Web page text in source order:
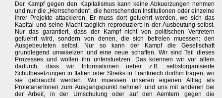
Der Kampf gegen den Kapitalismus kann keine Abkuerzungen nehmen
und nur die „Herrschenden“, die herrschenden Institutionen oder einzelne
ihrer Projekte attackieren. Er muss dort gefuehrt werden, wo sich das
Kapital und seine Macht taeglich reproduziert: in der Ausbeutung selbst.
Nur das garantiert, dass der Kampf nicht von politischen Vertretern
gefuehrt wird, sondern von denen, die sich befreien muessen: den
Ausgebeuteten selbst. Nur so kann der Kampf die Gesellschaft
grundlegend umwaelzen und eine neue schaffen. Wir sind Teil dieses
Prozesses und wollen ihn unterstuetzen. Das koennen wir vor allem
dadurch, dass wir Informationen ueber z.B. selbstorganisierte
Schulbesetzungen in Italien oder Streiks in Frankreich dorthin tragen, wo
sie gebraucht werden. Wir muessen unseren eigenen Alltag als
ProletarierInnen zum Ausgangspunkt nehmen und uns mit anderen bei
der Arbeit, in der Umschulung oder auf den Aemtern gegen die